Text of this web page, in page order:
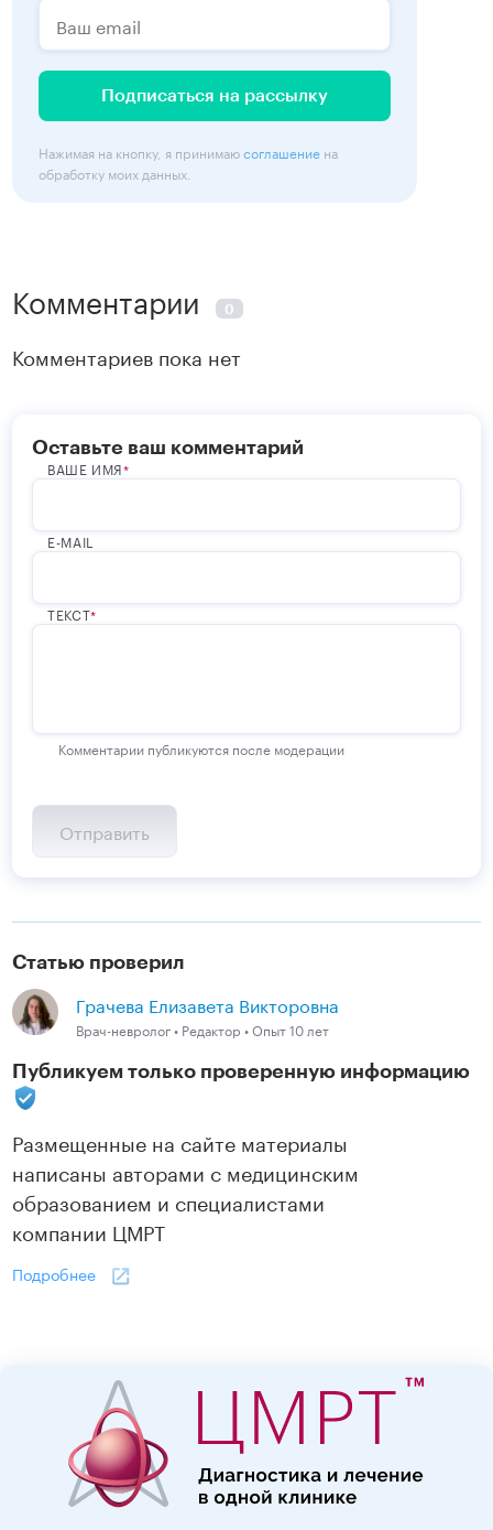
Подписаться на рассылку
Нажимая на кнопку, я принимаюсоглашение на
обработку моих данных.
Комментарии 0
Комментариев пока нет
Оставьте ваш комментарий
ВАШЕ ИМЯ
E-MAIL
ТЕКСТ
Комментарии публикуются после модерации
Статью проверил
Грачева Елизавета Викторовна
Врач-невролог • Редактор • Опыт 10 лет
Публикуем только проверенную информацию
Размещенные на сайте материалы
написаны авторами с медицинским
образованием и специалистами
компании ЦМРТ
Подробнее